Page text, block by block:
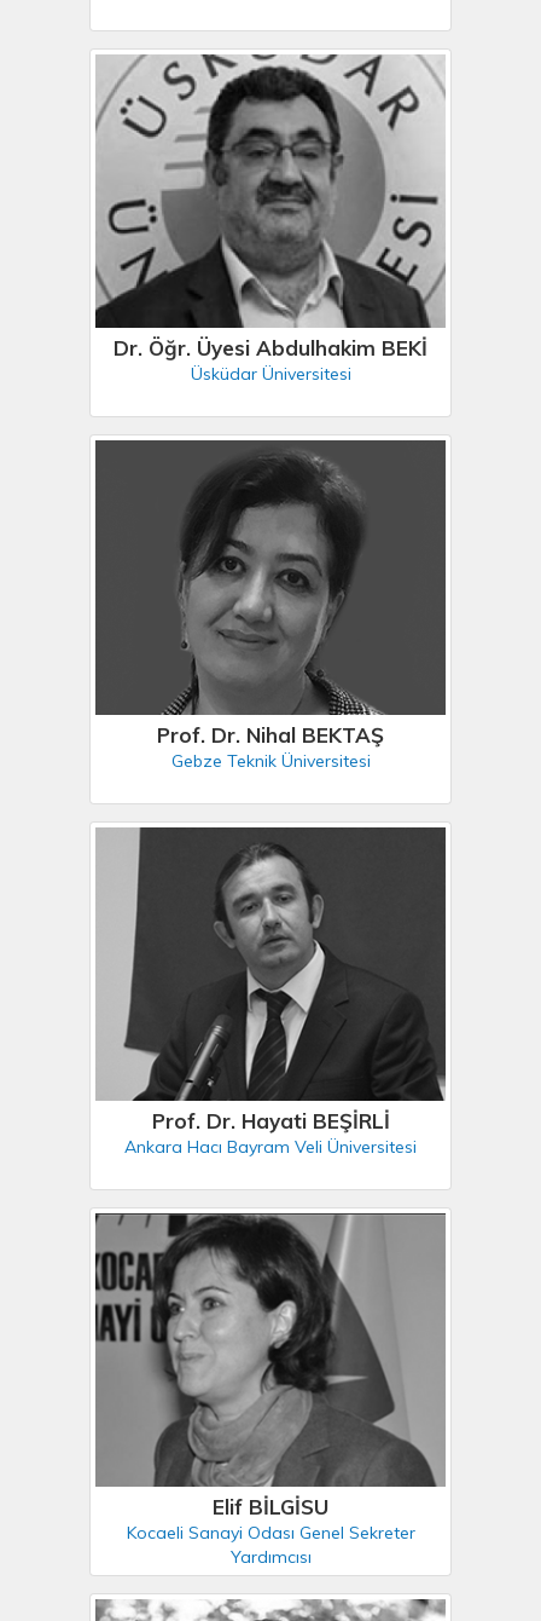
Dr. Öğr. Üyesi Abdulhakim BEKİ
Üsküdar Üniversitesi
Prof. Dr. Nihal BEKTAŞ
Gebze Teknik Üniversitesi
Prof. Dr. Hayati BEŞİRLİ
Ankara Hacı Bayram Veli Üniversitesi
Elif BİLGİSU
Kocaeli Sanayi Odası Genel Sekreter
Yardımcısı